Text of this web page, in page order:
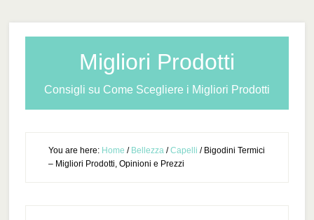
Migliori Prodotti
Consigli su Come Scegliere i Migliori Prodotti
You are here: Home / Bellezza / Capelli /Bigodini Termici
– Migliori Prodotti, Opinioni e Prezzi